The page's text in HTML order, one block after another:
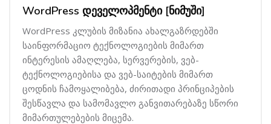
WordPress დეველოპმენტი [ნიმუში]
WordPress კლუბის მიზანია ახალგაზრდებში
საინფორმაციო ტექნოლოგიების მიმართ
ინტერესის ამაღლება, სერვერების, ვებ-
ტექნოლოგიებისა და ვებ-საიტების მიმართ
ცოდნის ჩამოყალიბება, ძირითადი პრინციპების
შესწავლა და სამომავლო განვითარებაზე სწორი
მიმართულებების მიცემა.